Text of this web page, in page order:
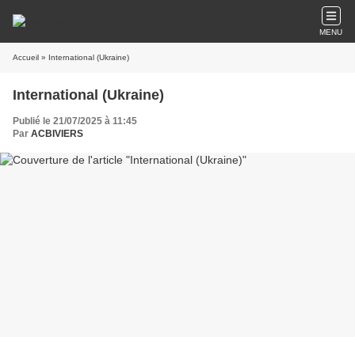
MENU
Accueil » International (Ukraine)
International (Ukraine)
Publié le 21/07/2025 à 11:45
Par ACBIVIERS